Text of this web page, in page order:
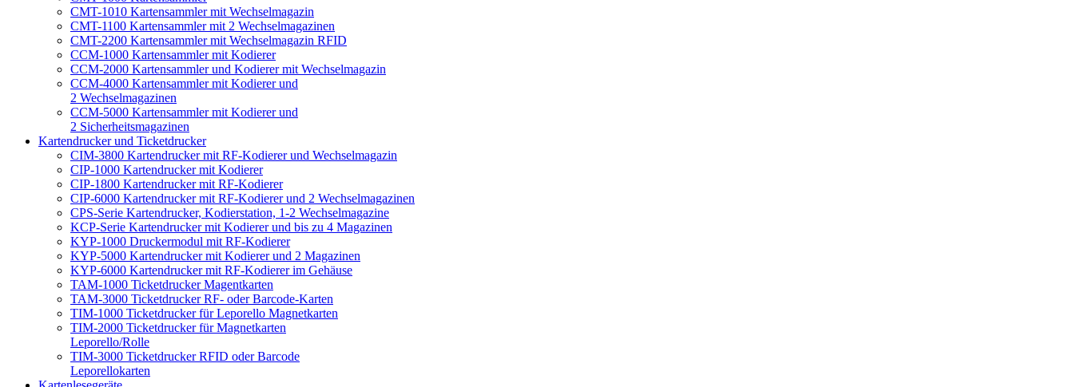
CMT-1010 Kartensammler mit Wechselmagazin
CMT-1100 Kartensammler mit 2 Wechselmagazinen
CMT-2200 Kartensammler mit Wechselmagazin RFID
CCM-1000 Kartensammler mit Kodierer
CCM-2000 Kartensammler und Kodierer mit Wechselmagazin
CCM-4000 Kartensammler mit Kodierer und
2 Wechselmagazinen
CCM-5000 Kartensammler mit Kodierer und
2 Sicherheitsmagazinen
Kartendrucker und Ticketdrucker
CIM-3800 Kartendrucker mit RF-Kodierer und Wechselmagazin
CIP-1000 Kartendrucker mit Kodierer
CIP-1800 Kartendrucker mit RF-Kodierer
CIP-6000 Kartendrucker mit RF-Kodierer und 2 Wechselmagazinen
CPS-Serie Kartendrucker, Kodierstation, 1-2 Wechselmagazine
KCP-Serie Kartendrucker mit Kodierer und bis zu 4 Magazinen
KYP-1000 Druckermodul mit RF-Kodierer
KYP-5000 Kartendrucker mit Kodierer und 2 Magazinen
KYP-6000 Kartendrucker mit RF-Kodierer im Gehäuse
TAM-1000 Ticketdrucker Magentkarten
TAM-3000 Ticketdrucker RF- oder Barcode-Karten
TIM-1000 Ticketdrucker für Leporello Magnetkarten
TIM-2000 Ticketdrucker für Magnetkarten
Leporello/Rolle
TIM-3000 Ticketdrucker RFID oder Barcode
Leporellokarten